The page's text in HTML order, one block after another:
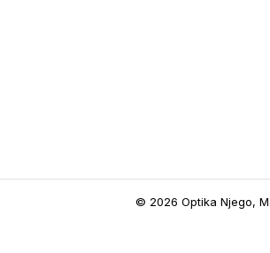
© 2026 Optika Njego,